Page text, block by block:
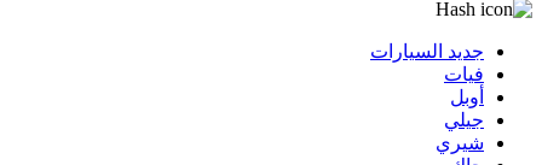
جديد السيارات
فيات
أوبل
جيلي
شيري